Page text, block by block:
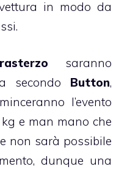
in modo da
saranno
secondo Button,
l’evento
e man mano che
non sarà possibile
dunque una